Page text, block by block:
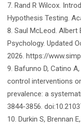
7. Rand R Wilcox.
Hypothesis Testing.
8. Saul McLeod. Albert
Psychology. Updated
2026. https://
9. Bafunno D, Catino
control interventions
prevalence: a
3844-3856.
10. Durkin S, Brennan